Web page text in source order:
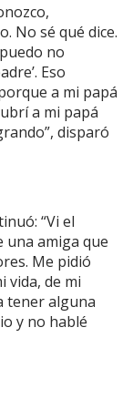
No sé qué dice.
no
Eso
a mi papá
a mi papá
disparó
“Vi el
una amiga que
Me pidió
vida, de mi
tener alguna
y no hablé